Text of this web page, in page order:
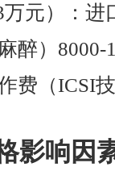
万元）：进
醉）8000-
费（ICSI
影响因